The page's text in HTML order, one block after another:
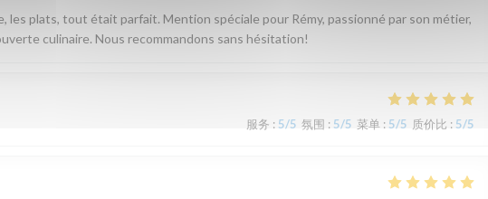
les plats, tout était parfait. Mention spéciale pour Rémy, passionné par son métier,
culinaire. Nous recommandons sans hésitation!
服务 : 5/5 氛围 : 5/5 菜单 : 5/5 质价比 : 5/5